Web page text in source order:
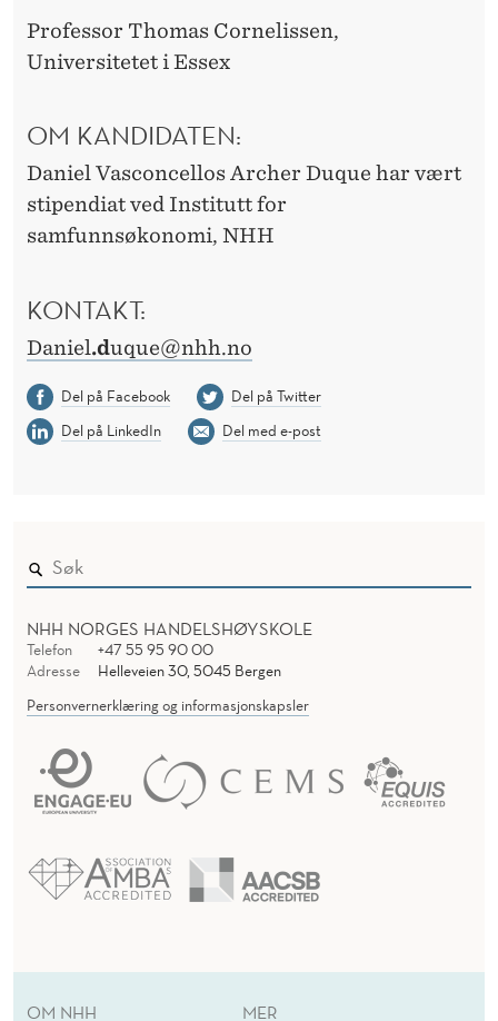
Professor Thomas Cornelissen,
Universitetet i Essex
OM KANDIDATEN:
Daniel Vasconcellos Archer Duque har vært
stipendiat ved Institutt for
samfunnsøkonomi, NHH
KONTAKT:
Daniel.duque@nhh.no
Del på Facebook
Del på Twitter
Del på LinkedIn
Del med e-post
NHH NORGES HANDELSHØYSKOLE
Telefon
+47 55 95 90 00
Adresse
Helleveien 30, 5045 Bergen
Personvernerklæring og informasjonskapsler
OM NHH MER